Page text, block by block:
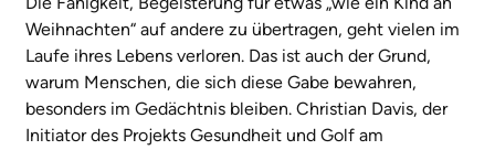
Weihnachten“ auf andere zu übertragen, geht vielen im
Laufe ihres Lebens verloren. Das ist auch der Grund,
warum Menschen, die sich diese Gabe bewahren,
besonders im Gedächtnis bleiben. Christian Davis, der
Initiator des Projekts Gesundheit und Golf am